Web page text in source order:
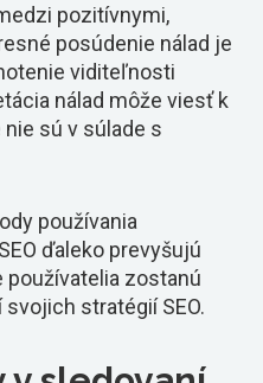
pozitívnymi,
posúdenie nálad je
viditeľnosti
nálad môže viesť k
sú v súlade s
používania
ďaleko prevyšujú
používatelia zostanú
stratégií SEO.